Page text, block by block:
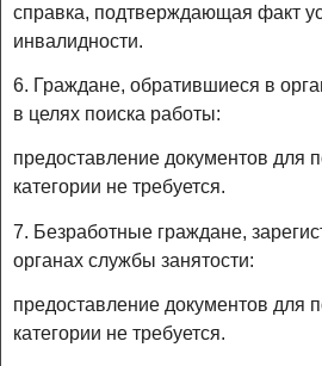
справка, подтверждающая факт
инвалидности.
6. Граждане, обратившиеся в
в целях поиска работы:
предоставление документов для
категории не требуется.
7. Безработные граждане,
органах службы занятости:
предоставление документов для
категории не требуется.